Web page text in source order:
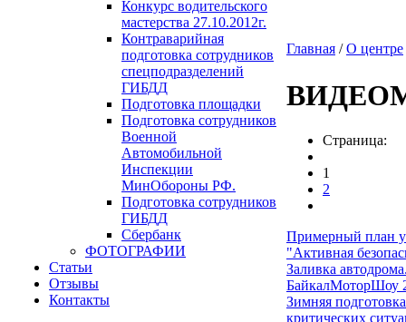
Конкурс водительского
мастерства 27.10.2012г.
Контраварийная
подготовка сотрудников
спецподразделений
ГИБДД
Подготовка площадки
Подготовка сотрудников
Военной
Автомобильной
Инспекции
МинОбороны РФ.
Подготовка сотрудников
ГИБДД
Сбербанк
ФОТОГРАФИИ
Статьи
Отзывы
Контакты
Главная /О центре
Страница:
1
2
Примерный план
"Активная
Заливка
БайкалМоторШоу
Зимняя
критических